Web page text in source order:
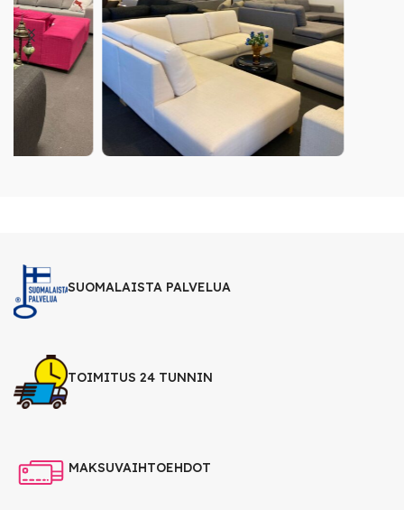
SUOMALAISTA PALVELUA
TOIMITUS 24 TUNNIN
MAKSUVAIHTOEHDOT